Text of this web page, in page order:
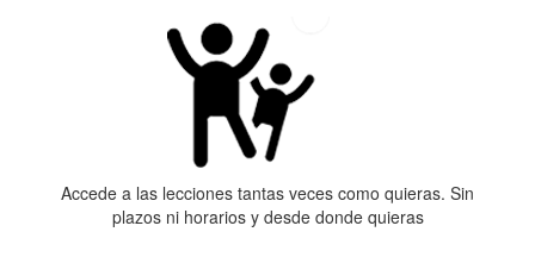
Accede a las lecciones tantas veces como quieras. Sin
plazos ni horarios y desde donde quieras